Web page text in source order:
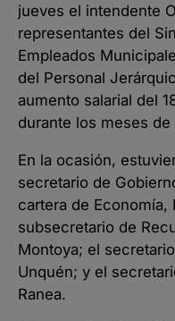
jueves el intendente
representantes del
Empleados
del Personal
aumento salarial del
durante los meses
En la ocasión,
secretario de
cartera de Economía,
subsecretario de
Montoya; el
Unquén; y el
Ranea.